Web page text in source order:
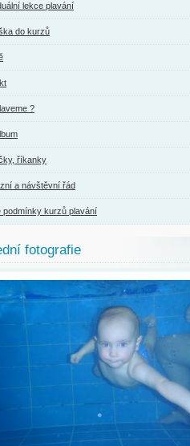
lekce plavání
do kurzů
?
říkanky
a návštěvní řád
podmínky kurzů plavání
fotografie